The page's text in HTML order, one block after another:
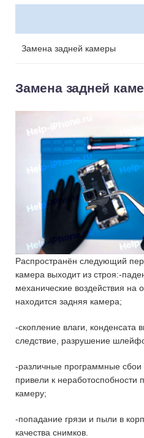
Замена задней камеры
Замена задней
Распространён следующий
камера выходит из строя:-
механические воздействия на
находится задняя камера;
-скопление влаги, конденсата
следствие, разрушение
-различные программные
привели к неработоспобности
камеру;
-попадание грязи и пыли в
качества снимков.